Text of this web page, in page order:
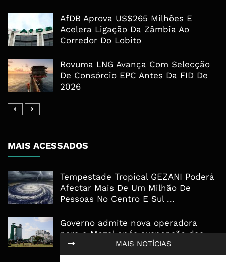
MAIS NOTÍCIAS
AfDB Aprova US$265 Milhões E
Acelera Ligação Da Zâmbia Ao
Corredor Do Lobito
Rovuma LNG Avança Com Selecção
De Consórcio EPC Antes Da FID De
2026
MAIS ACESSADOS
Tempestade Tropical GEZANI Poderá
Afectar Mais De Um Milhão De
Pessoas No Centro E Sul ...
Governo admite nova operadora
para a Mozal após suspensão das
operações